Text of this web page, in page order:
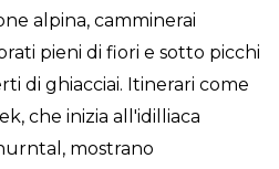
alpina, camminerai
pieni di fiori e sotto picchi
di ghiacciai. Itinerari come
che inizia all'idilliaca
mostrano